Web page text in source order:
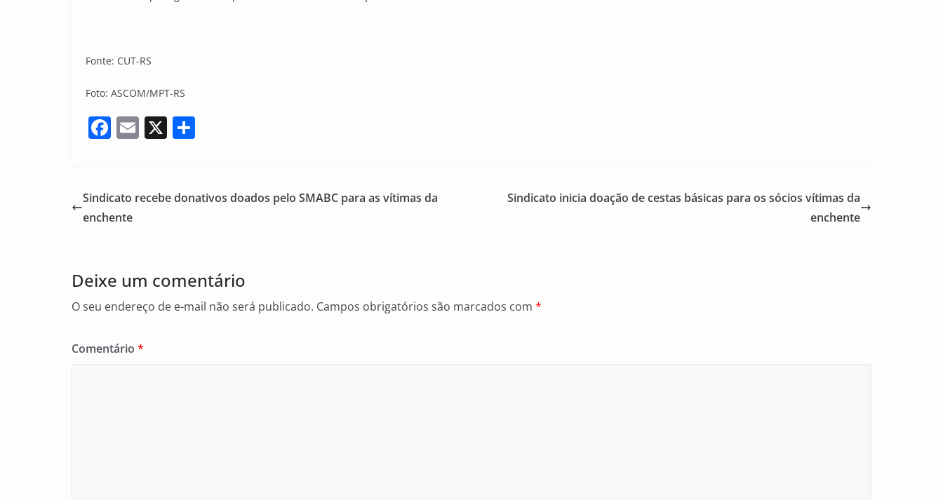
Fonte: CUT-RS
Foto: ASCOM/MPT-RS
F
e
b
k
E
l
X
e
Sindicato recebe donativos doados pelo SMABC para as vítimas da
enchente
Sindicato inicia doação de cestas básicas para os sócios vítimas da
enchente
Deixe um comentário
O seu endereço de e-mail não será publicado. Campos obrigatórios são marcados com *
Comentário *